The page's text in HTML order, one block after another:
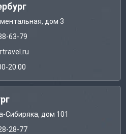
дом 3
63-79
20:00
Сибиряка, дом 101
28-77